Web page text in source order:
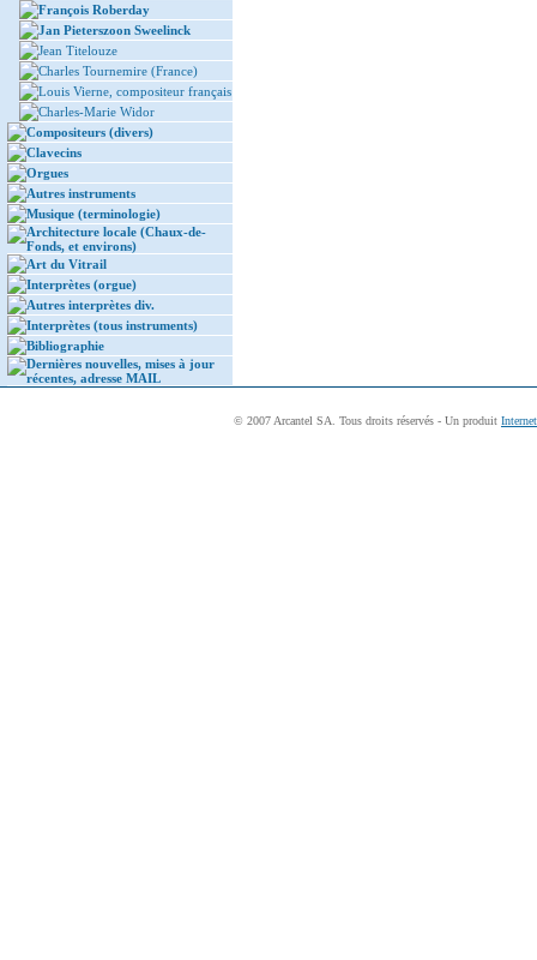
François Roberday
Jan Pieterszoon Sweelinck
Jean Titelouze
Charles Tournemire (France)
Louis Vierne, compositeur français
Charles-Marie Widor
Compositeurs (divers)
Clavecins
Orgues
Autres instruments
Musique (terminologie)
Architecture locale (Chaux-de-
Fonds, et environs)
Art du Vitrail
Interprètes (orgue)
Autres interprètes div.
Interprètes (tous instruments)
Bibliographie
Dernières nouvelles, mises à jour
récentes, adresse MAIL
© 2007 Arcantel SA. Tous droits réservés - Un produit